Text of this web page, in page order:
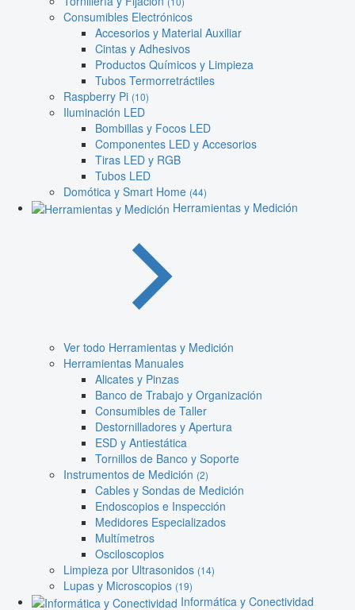
Consumibles Electrónicos
Accesorios y Material Auxiliar
Cintas y Adhesivos
Productos Químicos y Limpieza
Tubos Termorretráctiles
Raspberry Pi (10)
Iluminación LED
Bombillas y Focos LED
Componentes LED y Accesorios
Tiras LED y RGB
Tubos LED
Domótica y Smart Home (44)
Herramientas y Medición
Ver todo Herramientas y Medición
Herramientas Manuales
Alicates y Pinzas
Banco de Trabajo y Organización
Consumibles de Taller
Destornilladores y Apertura
ESD y Antiestática
Tornillos de Banco y Soporte
Instrumentos de Medición (2)
Cables y Sondas de Medición
Endoscopios e Inspección
Medidores Especializados
Multímetros
Osciloscopios
Limpieza por Ultrasonidos (14)
Lupas y Microscopios (19)
Informática y Conectividad